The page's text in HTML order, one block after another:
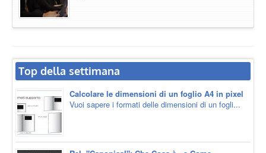
Top della settimana
Calcolare le dimensioni di un foglio A4 in pixel
Vuoi sapere i formati delle dimensioni di un fogli...